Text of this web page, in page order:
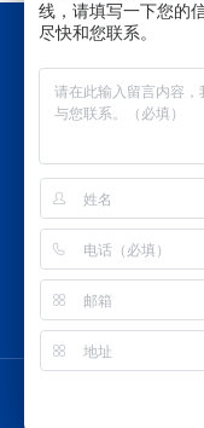
订购指南
大包装询价
付款方式
Copyright ©
线，请填写一下您的
尽快和您联系。